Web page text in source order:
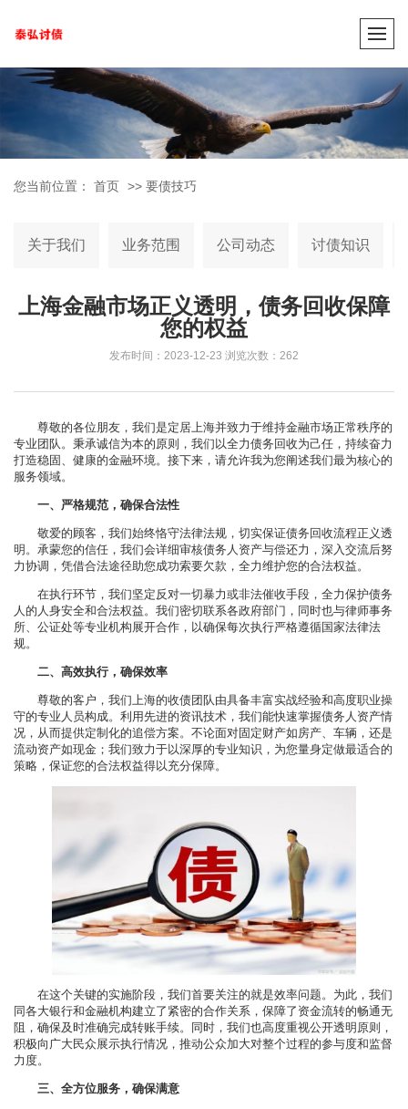
您当前位置： 首页 >> 要债技巧
关于我们 业务范围 公司动态 讨债知识
上海金融市场正义透明，债务回收保障
您的权益
发布时间：2023-12-23 浏览次数：262
尊敬的各位朋友，我们是定居上海并致力于维持金融市场正常秩序的
专业团队。秉承诚信为本的原则，我们以全力债务回收为己任，持续奋力
打造稳固、健康的金融环境。接下来，请允许我为您阐述我们最为核心的
服务领域。
一、严格规范，确保合法性
敬爱的顾客，我们始终恪守法律法规，切实保证债务回收流程正义透
明。承蒙您的信任，我们会详细审核债务人资产与偿还力，深入交流后努
力协调，凭借合法途径助您成功索要欠款，全力维护您的合法权益。
在执行环节，我们坚定反对一切暴力或非法催收手段，全力保护债务
人的人身安全和合法权益。我们密切联系各政府部门，同时也与律师事务
所、公证处等专业机构展开合作，以确保每次执行严格遵循国家法律法
规。
二、高效执行，确保效率
尊敬的客户，我们上海的收债团队由具备丰富实战经验和高度职业操
守的专业人员构成。利用先进的资讯技术，我们能快速掌握债务人资产情
况，从而提供定制化的追偿方案。不论面对固定财产如房产、车辆，还是
流动资产如现金；我们致力于以深厚的专业知识，为您量身定做最适合的
策略，保证您的合法权益得以充分保障。
在这个关键的实施阶段，我们首要关注的就是效率问题。为此，我们
同各大银行和金融机构建立了紧密的合作关系，保障了资金流转的畅通无
阻，确保及时准确完成转账手续。同时，我们也高度重视公开透明原则，
积极向广大民众展示执行情况，推动公众加大对整个过程的参与度和监督
力度。
三、全方位服务，确保满意